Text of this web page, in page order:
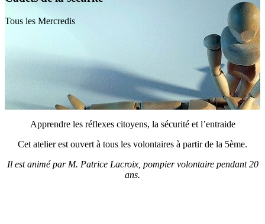
Tous les Mercredis
Apprendre les réflexes citoyens, la sécurité et l’entraide
Cet atelier est ouvert à tous les volontaires à partir de la 5ème.
Il est animé par M. Patrice Lacroix, pompier volontaire pendant 20
ans.